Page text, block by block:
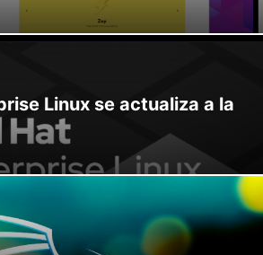
Linux se actualiza a la